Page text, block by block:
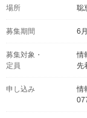
場所 聡
募集期間 6
募集対象・
定員
情
先
申し込み
情